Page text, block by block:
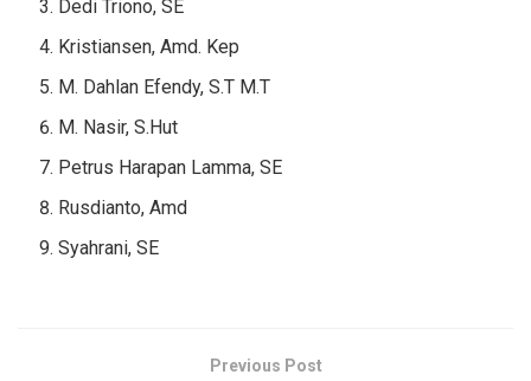
Dedi Triono, SE
Kristiansen, Amd. Kep
M. Dahlan Efendy, S.T M.T
M. Nasir, S.Hut
Petrus Harapan Lamma, SE
Rusdianto, Amd
Syahrani, SE
Previous Post